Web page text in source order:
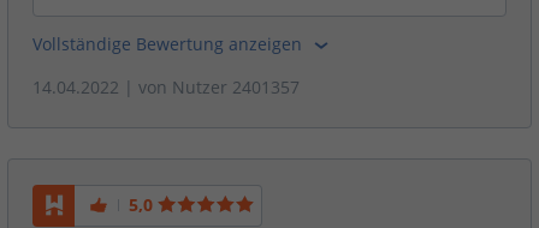
Vollständige Bewertung anzeigen
14.04.2022 | von Nutzer 2401357
5,0